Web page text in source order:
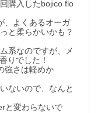
購入したbojico flo
、よくあるオーガ
と柔らかいかも？
系なのですが、メ
りでした！
強さは軽めか
ないので、なんと
と変わらないで